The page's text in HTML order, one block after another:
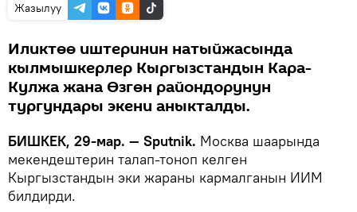
Жазылуу
Иликтөө иштеринин натыйжасында
кылмышкерлер Кыргызстандын Кара-
Кулжа жана Өзгөн райондорунун
тургундары экени аныкталды.
БИШКЕК, 29-мар. — Sputnik. Москва шаарында
мекендештерин талап-тоноп келген
Кыргызстандын эки жараны кармалганын ИИМ
билдирди.